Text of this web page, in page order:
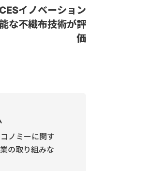
イノベーション
な不織布技術が評
価
ノミーに関す
の取り組みな